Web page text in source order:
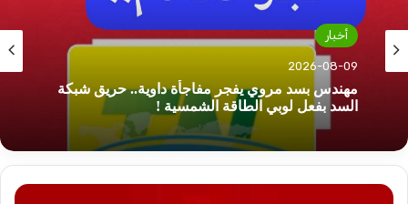
أخبار
2026-08-09
مهندس بسد مروي يفجر مفاجأة داوية.. حريق شبكة
السد بفعل لوبي الطاقة الشمسية !
بيان